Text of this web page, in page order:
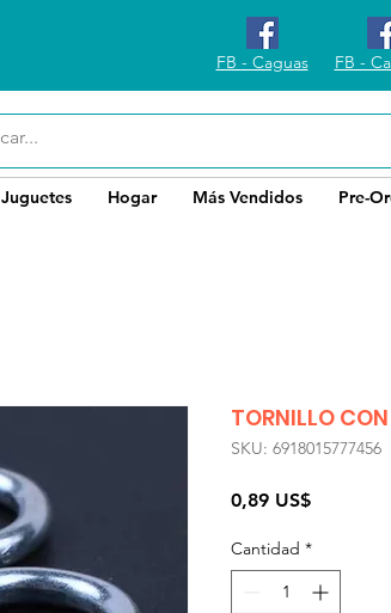
FB - Caguas FB -
Juguetes Hogar Más Vendidos Pre-
TORNILLO
SKU: 6918015777456
0,89 US$Precio
Cantidad *